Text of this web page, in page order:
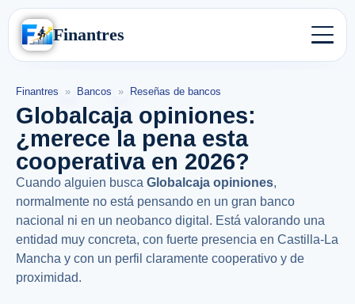
Finantres
Finantres » Bancos » Reseñas de bancos
Globalcaja opiniones:
¿merece la pena esta
cooperativa en 2026?
Cuando alguien busca Globalcaja opiniones,
normalmente no está pensando en un gran banco
nacional ni en un neobanco digital. Está valorando una
entidad muy concreta, con fuerte presencia en Castilla-La
Mancha y con un perfil claramente cooperativo y de
proximidad.